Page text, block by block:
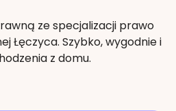
ze specjalizacji prawo
Łęczyca. Szybko, wygodnie i
z domu.